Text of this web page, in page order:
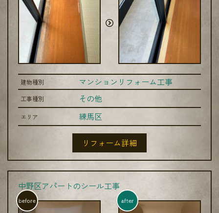
建物種別 マンションリフォーム工事
工事種別 その他
エリア 練馬区
リフォーム詳細
中野区アパートのシール工事
before after